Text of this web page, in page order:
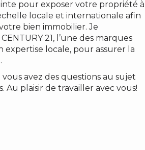
pour exposer votre propriété à
locale et internationale afin
bien immobilier. Je
21, l’une des marques
expertise locale, pour assurer la
avez des questions au sujet
Au plaisir de travailler avec vous!